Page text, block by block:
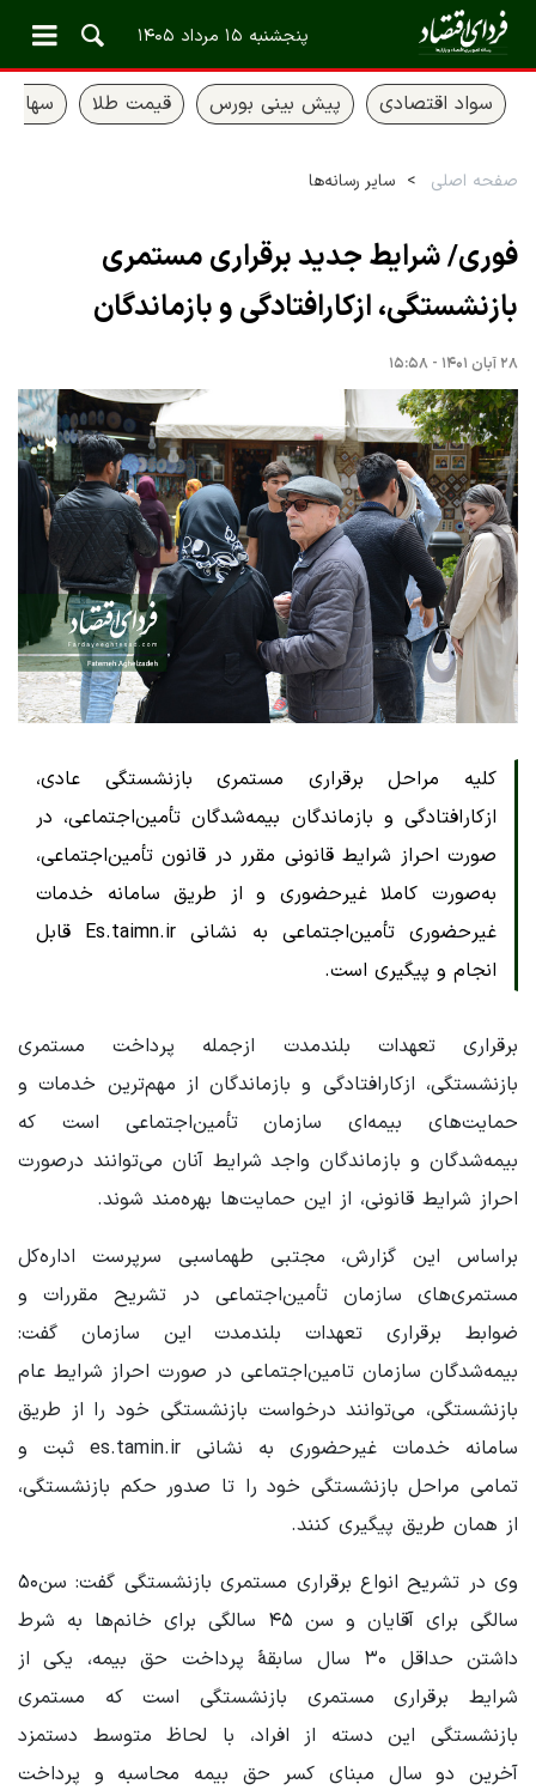
پنجشنبه ۱۵ مرداد ۱۴۰۵
سواد اقتصادی پیش بینی بورس قیمت طلا سهام
صفحه اصلی سایر رسانه‌ها
فوری/ شرایط جدید برقراری مستمری‌
بازنشستگی، ازکارافتادگی و بازماندگان
۲۸ آبان ۱۴۰۱ - ۱۵:۵۸
کلیه مراحل برقراری مستمری بازنشستگی عادی،
ازکارافتادگی و بازماندگان بیمه‌شدگان تأمین‌اجتماعی، در
صورت احراز شرایط قانونی مقرر در قانون تأمین‌اجتماعی،
به‌صورت کاملا غیرحضوری و از طریق سامانه خدمات
غیرحضوری تأمین‌اجتماعی به نشانی Es.taimn.ir قابل
انجام و پیگیری است.
برقراری تعهدات بلندمدت ازجمله پرداخت مستمری
بازنشستگی، ازکارافتادگی و بازماندگان از مهم‌ترین خدمات و
حمایت‌های بیمه‌ای سازمان تأمین‌اجتماعی است که
بیمه‌شدگان و بازماندگان واجد شرایط آنان می‌توانند درصورت
احراز شرایط قانونی، از این حمایت‌ها بهره‌مند شوند.
براساس این گزارش، مجتبی طهماسبی سرپرست اداره‌کل
مستمری‌های سازمان تأمین‌اجتماعی در تشریح مقررات و
ضوابط برقراری تعهدات بلندمدت این سازمان گفت:
بیمه‌شدگان سازمان تامین‌اجتماعی در صورت احراز شرایط عام
بازنشستگی، می‌توانند درخواست بازنشستگی خود را از طریق
سامانه خدمات غیرحضوری به نشانی es.tamin.ir ثبت و
تمامی مراحل بازنشستگی خود را تا صدور حکم بازنشستگی،
از همان طریق پیگیری کنند.
وی در تشریح انواع برقراری مستمری بازنشستگی گفت: سن۵۰
سالگی برای آقایان و سن ‌۴۵ سالگی برای خانم‌ها به شرط
داشتن حداقل ۳۰ سال سابقۀ پرداخت حق بیمه، یکی از
شرایط برقراری مستمری بازنشستگی است که مستمری
بازنشستگی این دسته از افراد، با لحاظ متوسط دستمزد
آخرین دو سال مبنای کسر حق بیمه محاسبه و پرداخت